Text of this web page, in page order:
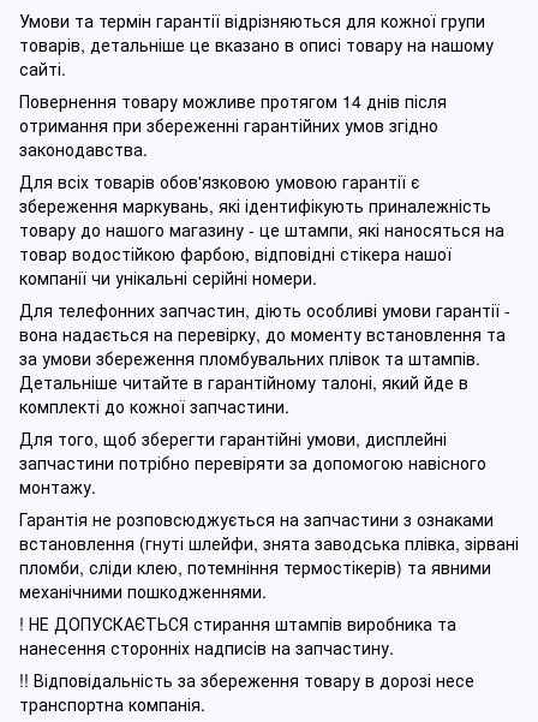
Умови та термін гарантії відрізняються для кожної групи
товарів, детальніше це вказано в описі товару на нашому
сайті.
Повернення товару можливе протягом 14 днів після
отримання при збереженні гарантійних умов згідно
законодавства.
Для всіх товарів обов'язковою умовою гарантії є
збереження маркувань, які ідентифікують приналежність
товару до нашого магазину - це штампи, які наносяться на
товар водостійкою фарбою, відповідні стікера нашої
компанії чи унікальні серійні номери.
Для телефонних запчастин, діють особливі умови гарантії -
вона надається на перевірку, до моменту встановлення та
за умови збереження пломбувальних плівок та штампів.
Детальніше читайте в гарантійному талоні, який йде в
комплекті до кожної запчастини.
Для того, щоб зберегти гарантійні умови, дисплейні
запчастини потрібно перевіряти за допомогою навісного
монтажу.
Гарантія не розповсюджується на запчастини з ознаками
встановлення (гнуті шлейфи, знята заводська плівка, зірвані
пломби, сліди клею, потемніння термостікерів) та явними
механічними пошкодженнями.
! НЕ ДОПУСКАЄТЬСЯ стирання штампів виробника та
нанесення сторонніх надписів на запчастину.
!! Відповідальність за збереження товару в дорозі несе
транспортна компанія.